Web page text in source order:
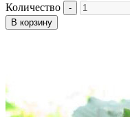
Количество
В корзину